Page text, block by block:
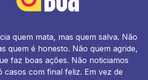
quem mata, mas quem salva. Não
quem é honesto. Não quem agride,
faz boas ações. Não noticiamos
casos com final feliz. Em vez de